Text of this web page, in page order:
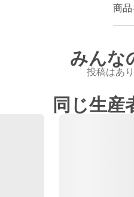
商品
みんな
投稿はあ
同じ生産